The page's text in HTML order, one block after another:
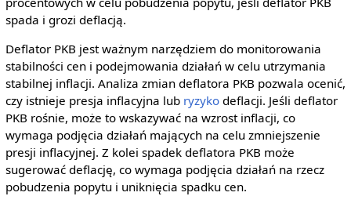
spada i grozi deflacją.
Deflator PKB jest ważnym narzędziem do monitorowania
stabilności cen i podejmowania działań w celu utrzymania
stabilnej inflacji. Analiza zmian deflatora PKB pozwala ocenić,
czy istnieje presja inflacyjna lub ryzykodeflacji. Jeśli deflator
PKB rośnie, może to wskazywać na wzrost inflacji, co
wymaga podjęcia działań mających na celu zmniejszenie
presji inflacyjnej. Z kolei spadek deflatora PKB może
sugerować deflację, co wymaga podjęcia działań na rzecz
pobudzenia popytu i uniknięcia spadku cen.